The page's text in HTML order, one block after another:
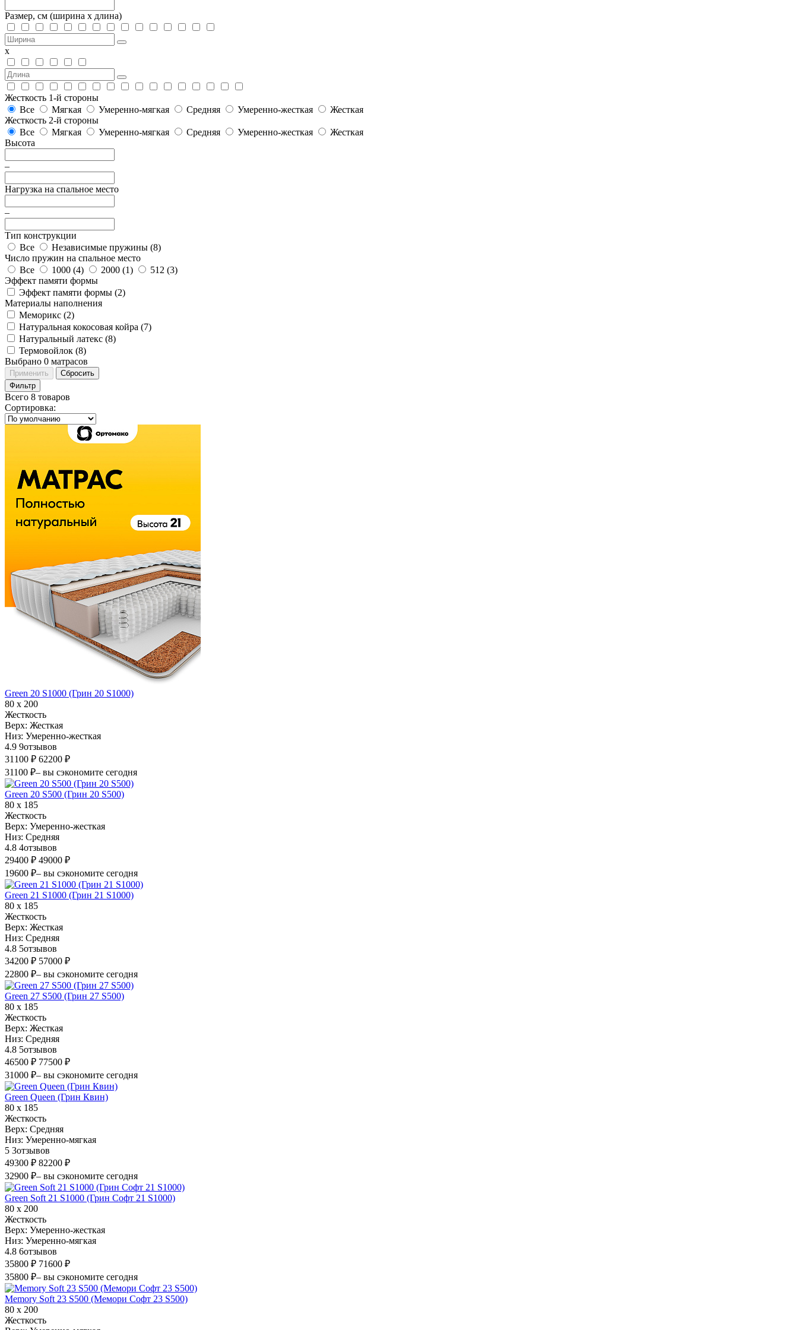
Размер, см (ширина х длина)
х
Жесткость 1-й стороны
Все
Мягкая Умеренно-мягкая Средняя Умеренно-жесткая
Жесткая
Жесткость 2-й стороны
Все
Мягкая Умеренно-мягкая Средняя Умеренно-жесткая
Жесткая
Высота
–
Нагрузка на спальное место
–
Тип конструкции
Все
Независимые пружины (8)
Число пружин на спальное место
Все
1000 (4) 2000 (1) 512 (3)
Эффект памяти формы
Эффект памяти формы (2)
Материалы наполнения
Меморикс (2)
Натуральная кокосовая койра (7)
Натуральный латекс (8)
Термовойлок (8)
Выбрано 0 матрасов
Применить
Сбросить
Фильтр
Всего 8 товаров
Сортировка:
Green 20 S1000 (Грин 20 S1000)
80 х 200
Жесткость
Верх: Жесткая
Низ: Умеренно-жесткая
4.9 9отзывов
31100 ₽ 62200 ₽
31100 ₽– вы сэкономите сегодня
Green 20 S500 (Грин 20 S500)
80 х 185
Жесткость
Верх: Умеренно-жесткая
Низ: Средняя
4.8 4отзывов
29400 ₽ 49000 ₽
19600 ₽– вы сэкономите сегодня
Green 21 S1000 (Грин 21 S1000)
80 х 185
Жесткость
Верх: Жесткая
Низ: Средняя
4.8 5отзывов
34200 ₽ 57000 ₽
22800 ₽– вы сэкономите сегодня
Green 27 S500 (Грин 27 S500)
80 х 185
Жесткость
Верх: Жесткая
Низ: Средняя
4.8 5отзывов
46500 ₽ 77500 ₽
31000 ₽– вы сэкономите сегодня
Green Queen (Грин Квин)
80 х 185
Жесткость
Верх: Средняя
Низ: Умеренно-мягкая
5 3отзывов
49300 ₽ 82200 ₽
32900 ₽– вы сэкономите сегодня
Green Soft 21 S1000 (Грин Софт 21 S1000)
80 х 200
Жесткость
Верх: Умеренно-жесткая
Низ: Умеренно-мягкая
4.8 6отзывов
35800 ₽ 71600 ₽
35800 ₽– вы сэкономите сегодня
Memory Soft 23 S500 (Мемори Софт 23 S500)
80 х 200
Жесткость